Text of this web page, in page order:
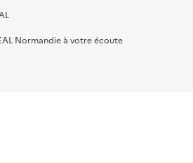
Normandie à votre écoute